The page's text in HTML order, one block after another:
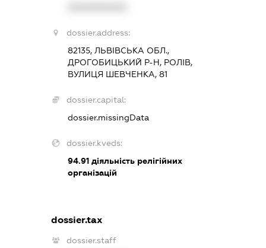
dossier.address:
82135, ЛЬВІВСЬКА ОБЛ.,
ДРОГОБИЦЬКИЙ Р-Н, РОЛІВ,
ВУЛИЦЯ ШЕВЧЕНКА, 81
dossier.capital:
dossier.missingData
dossier.kveds:
94.91діяльність релігійних
організацій
dossier.tax
dossier.staff